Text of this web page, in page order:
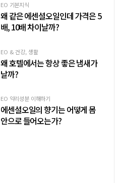
EO 기본지식
왜 같은 에센셜오일인데 가격은 5
배, 10배 차이날까?
EO & 건강, 생활
왜 호텔에서는 항상 좋은 냄새가
날까?
EO 약리성분 이해하기
에센셜오일의 향기는 어떻게 몸
안으로 들어오는가?